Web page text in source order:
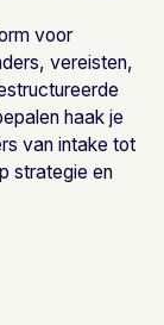
voor
vereisten,
haak je
van intake tot
strategie en